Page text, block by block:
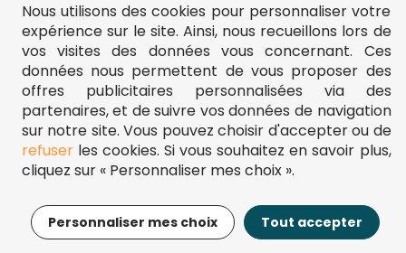
Filtrer
Prix
Nombre de pièces
Âge
Trier
Le moins cher
Le plus cher
% de Réduction
Nouveautés
Top des ventes
Nombre de pièces
Filtrer Trier
Nous utilisons des cookies pour personnaliser votre
expérience sur le site. Ainsi, nous recueillons lors de
vos visites des données vous concernant. Ces
données nous permettent de vous proposer des
offres publicitaires personnalisées via des
partenaires, et de suivre vos données de navigation
sur notre site. Vous pouvez choisir d'accepter ou de
refuserles cookies. Si vous souhaitez en savoir plus,
cliquez sur « Personnaliser mes choix ».
Personnaliser mes choix Tout accepter